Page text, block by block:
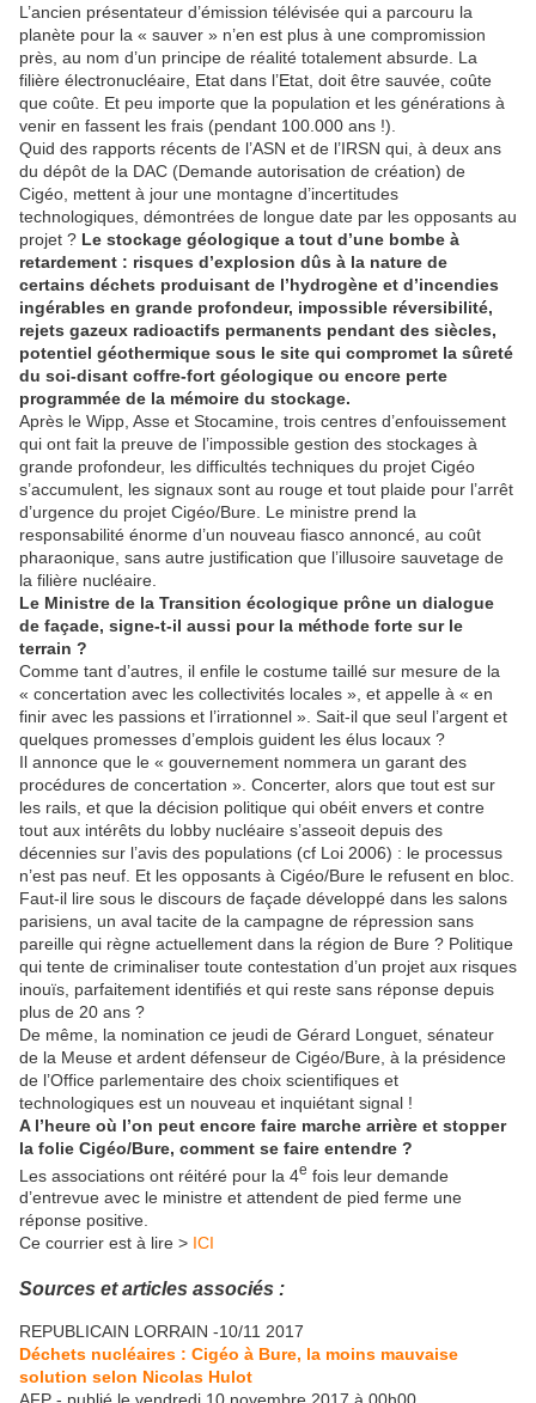
L’ancien présentateur d’émission télévisée qui a parcouru la
planète pour la « sauver » n’en est plus à une compromission
près, au nom d’un principe de réalité totalement absurde. La
filière électronucléaire, Etat dans l’Etat, doit être sauvée, coûte
que coûte. Et peu importe que la population et les générations à
venir en fassent les frais (pendant 100.000 ans !).
Quid des rapports récents de l’ASN et de l’IRSN qui, à deux ans
du dépôt de la DAC (Demande autorisation de création) de
Cigéo, mettent à jour une montagne d’incertitudes
technologiques, démontrées de longue date par les opposants au
projet ? Le stockage géologique a tout d’une bombe à
retardement : risques d’explosion dûs à la nature de
certains déchets produisant de l’hydrogène et d’incendies
ingérables en grande profondeur, impossible réversibilité,
rejets gazeux radioactifs permanents pendant des siècles,
potentiel géothermique sous le site qui compromet la sûreté
du soi-disant coffre-fort géologique ou encore perte
programmée de la mémoire du stockage.
Après le Wipp, Asse et Stocamine, trois centres d’enfouissement
qui ont fait la preuve de l’impossible gestion des stockages à
grande profondeur, les difficultés techniques du projet Cigéo
s’accumulent, les signaux sont au rouge et tout plaide pour l’arrêt
d’urgence du projet Cigéo/Bure. Le ministre prend la
responsabilité énorme d’un nouveau fiasco annoncé, au coût
pharaonique, sans autre justification que l’illusoire sauvetage de
la filière nucléaire.
Le Ministre de la Transition écologique prône un dialogue
de façade, signe-t-il aussi pour la méthode forte sur le
terrain ?
Comme tant d’autres, il enfile le costume taillé sur mesure de la
« concertation avec les collectivités locales », et appelle à « en
finir avec les passions et l’irrationnel ». Sait-il que seul l’argent et
quelques promesses d’emplois guident les élus locaux ?
Il annonce que le « gouvernement nommera un garant des
procédures de concertation ». Concerter, alors que tout est sur
les rails, et que la décision politique qui obéit envers et contre
tout aux intérêts du lobby nucléaire s’asseoit depuis des
décennies sur l’avis des populations (cf Loi 2006) : le processus
n’est pas neuf. Et les opposants à Cigéo/Bure le refusent en bloc.
Faut-il lire sous le discours de façade développé dans les salons
parisiens, un aval tacite de la campagne de répression sans
pareille qui règne actuellement dans la région de Bure ? Politique
qui tente de criminaliser toute contestation d’un projet aux risques
inouïs, parfaitement identifiés et qui reste sans réponse depuis
plus de 20 ans ?
De même, la nomination ce jeudi de Gérard Longuet, sénateur
de la Meuse et ardent défenseur de Cigéo/Bure, à la présidence
de l’Office parlementaire des choix scientifiques et
technologiques est un nouveau et inquiétant signal !
A l’heure où l’on peut encore faire marche arrière et stopper
la folie Cigéo/Bure, comment se faire entendre ?
Les associations ont réitéré pour la 4e fois leur demande
d’entrevue avec le ministre et attendent de pied ferme une
réponse positive.
Ce courrier est à lire > ICI
Sources et articles associés :
REPUBLICAIN LORRAIN -10/11 2017
Déchets nucléaires : Cigéo à Bure, la moins mauvaise
solution selon Nicolas Hulot